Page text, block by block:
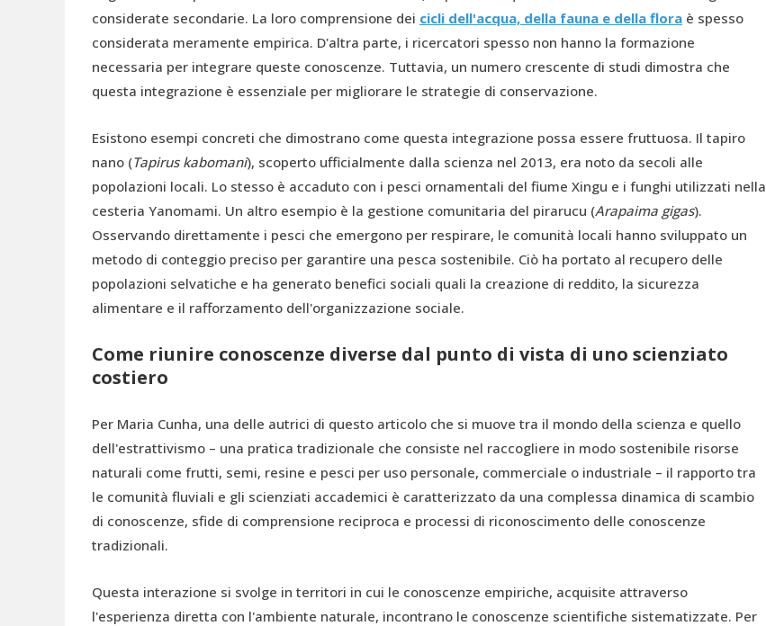
considerate secondarie. La loro comprensione dei cicli dell'acqua, della fauna e della flora è spesso
considerata meramente empirica. D'altra parte, i ricercatori spesso non hanno la formazione
necessaria per integrare queste conoscenze. Tuttavia, un numero crescente di studi dimostra che
questa integrazione è essenziale per migliorare le strategie di conservazione.
Esistono esempi concreti che dimostrano come questa integrazione possa essere fruttuosa. Il tapiro
nano (Tapirus kabomani), scoperto ufficialmente dalla scienza nel 2013, era noto da secoli alle
popolazioni locali. Lo stesso è accaduto con i pesci ornamentali del fiume Xingu e i funghi utilizzati nella
cesteria Yanomami. Un altro esempio è la gestione comunitaria del pirarucu (Arapaima gigas).
Osservando direttamente i pesci che emergono per respirare, le comunità locali hanno sviluppato un
metodo di conteggio preciso per garantire una pesca sostenibile. Ciò ha portato al recupero delle
popolazioni selvatiche e ha generato benefici sociali quali la creazione di reddito, la sicurezza
alimentare e il rafforzamento dell'organizzazione sociale.
Come riunire conoscenze diverse dal punto di vista di uno scienziato
costiero
Per Maria Cunha, una delle autrici di questo articolo che si muove tra il mondo della scienza e quello
dell'estrattivismo – una pratica tradizionale che consiste nel raccogliere in modo sostenibile risorse
naturali come frutti, semi, resine e pesci per uso personale, commerciale o industriale – il rapporto tra
le comunità fluviali e gli scienziati accademici è caratterizzato da una complessa dinamica di scambio
di conoscenze, sfide di comprensione reciproca e processi di riconoscimento delle conoscenze
tradizionali.
Questa interazione si svolge in territori in cui le conoscenze empiriche, acquisite attraverso
l'esperienza diretta con l'ambiente naturale, incontrano le conoscenze scientifiche sistematizzate. Per